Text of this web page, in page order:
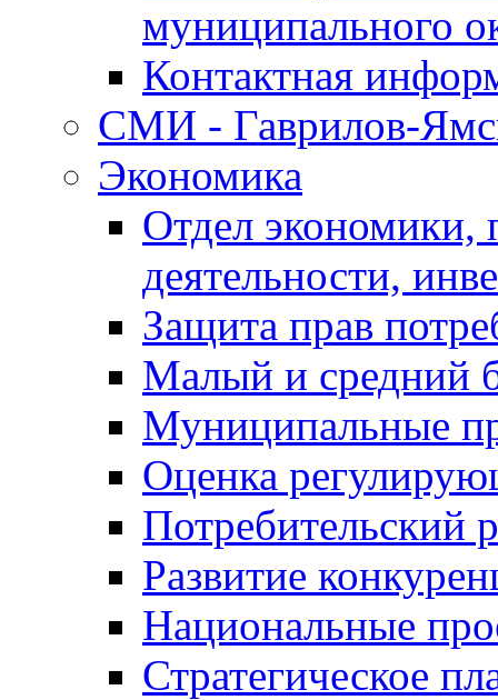
муниципального
Контактная
СМИ - Гаврилов-
Экономика
Отдел экономики,
деятельности,
Защита прав
Малый и средний
Муниципальные
Оценка
Потребительский
Развитие
Национальные
Стратегическое